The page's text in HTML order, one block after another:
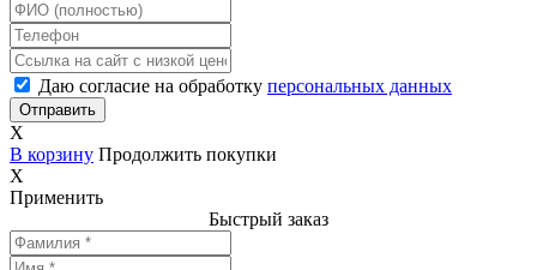
Даю согласие на обработку персональных данных
X
В корзину Продолжить покупки
X
Применить
Быстрый заказ